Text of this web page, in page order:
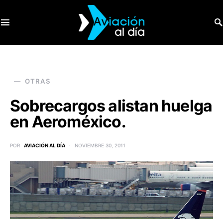
OTRAS
Sobrecargos alistan huelga
en Aeroméxico.
POR AVIACIÓN AL DÍA NOVIEMBRE 30, 2011